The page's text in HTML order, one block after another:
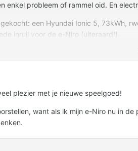
enkel probleem of rammel oid. En
een Hyundai Ionic 5, 73kWh,
inruil voor de e-Niro (uiteraard!).
Hyundai/Kia familie maar niet meer in
reacties.
plezier met je nieuwe speelgoed!
want als ik mijn e-Niro nu in